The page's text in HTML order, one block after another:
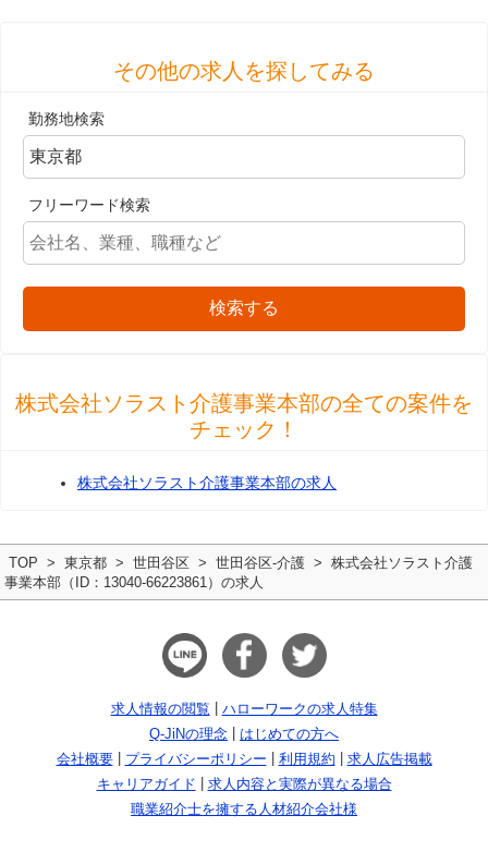
その他の求人を探してみる
勤務地検索
フリーワード検索
検索する
株式会社ソラスト介護事業本部の全ての案件を
チェック！
株式会社ソラスト介護事業本部の求人
TOP 東京都 世田谷区 世田谷区-介護
株式会社ソラスト介護
事業本部（ID：13040-66223861）の求人
求人情報の閲覧
ハローワークの求人特集
Q-JiNの理念
はじめての方へ
会社概要
プライバシーポリシー 利用規約
求人広告掲載
キャリアガイド
求人内容と実際が異なる場合
職業紹介士を擁する人材紹介会社様